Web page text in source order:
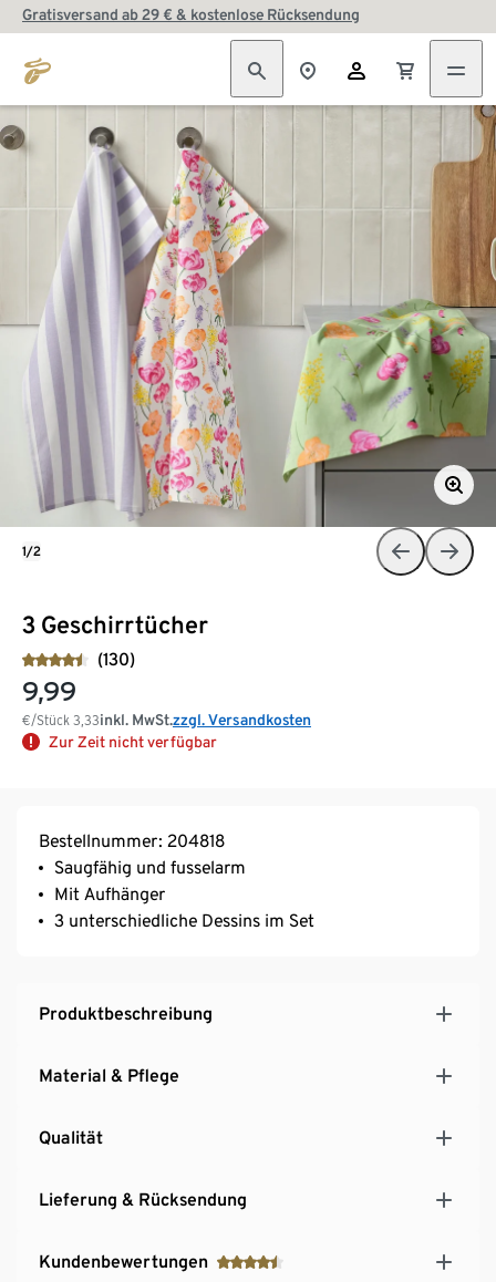
Gratisversand ab 29 € & kostenlose Rücksendung
3 Geschirrtücher
(130)
9,99
€/Stück 3,33inkl. MwSt.zzgl. Versandkosten
Zur Zeit nicht verfügbar
1/2
Bestellnummer: 204818
Saugfähig und fusselarm
Mit Aufhänger
3 unterschiedliche Dessins im Set
Produktbeschreibung
Material & Pflege
Qualität
Lieferung & Rücksendung
Kundenbewertungen